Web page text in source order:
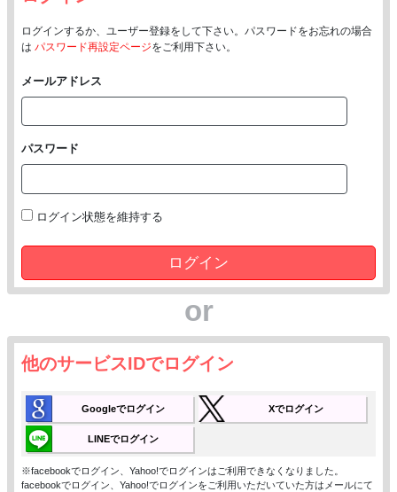
ログインするか、ユーザー登録をして下さい。パスワードをお忘れの場合
は パスワード再設定ページをご利用下さい。
メールアドレス
パスワード
ログイン状態を維持する
ログイン
or
他のサービスIDでログイン
Googleでログイン Xでログイン
LINEでログイン
※facebookでログイン、Yahoo!でログインはご利用できなくなりました。
facebookでログイン、Yahoo!でログインをご利用いただいていた方はメールにて